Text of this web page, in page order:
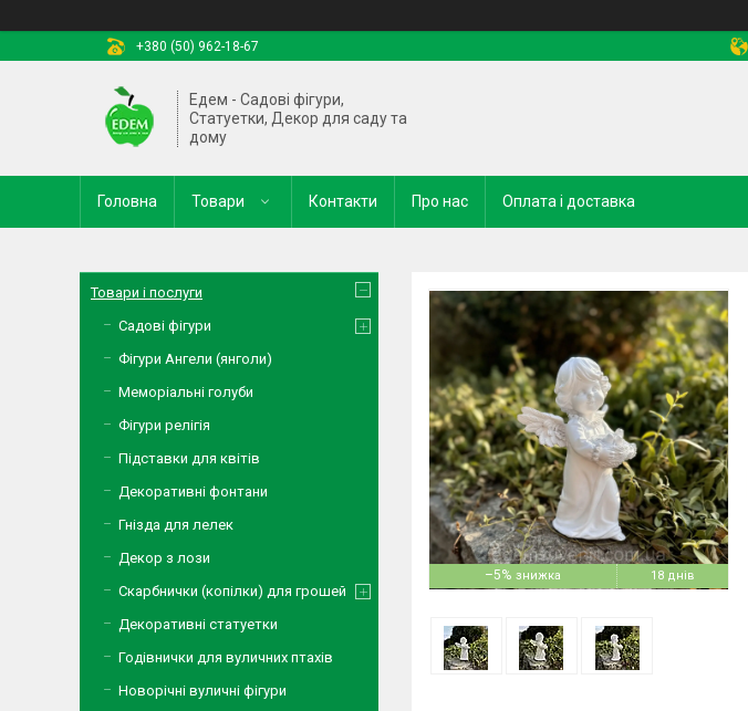
+380 (50) 962-18-67
Едем - Садові фігури,
Статуетки, Декор для саду та
дому
Головна Товари Контакти Про нас Оплата і доставка
–5% 18 днів
Товари і послуги
Садові фігури
Фігури Ангели (янголи)
Меморіальні голуби
Фігури релігія
Підставки для квітів
Декоративні фонтани
Гнізда для лелек
Декор з лози
Скарбнички (копілки) для грошей
Декоративні статуетки
Годівнички для вуличних птахів
Новорічні вуличні фігури